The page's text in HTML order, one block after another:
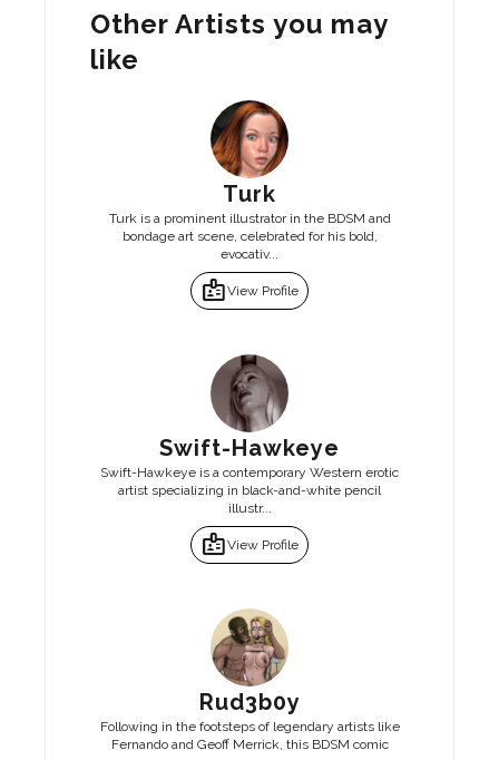
Other Artists you may
like
Turk
Turk is a prominent illustrator in the BDSM and
bondage art scene, celebrated for his bold,
evocativ...
badgeView Profile
Swift-Hawkeye
Swift-Hawkeye is a contemporary Western erotic
artist specializing in black-and-white pencil
illustr...
badgeView Profile
Rud3b0y
Following in the footsteps of legendary artists like
Fernando and Geoff Merrick, this BDSM comic